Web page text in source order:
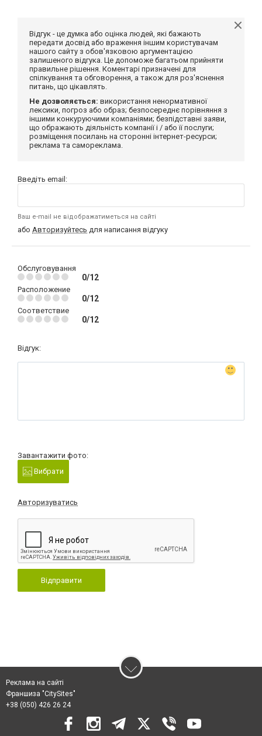
Відгук - це думка або оцінка людей, які бажають
передати досвід або враження іншим користувачам
нашого сайту з обов'язковою аргументацією
залишеного відгука. Це допоможе багатьом прийняти
правильне рішення. Коментарі призначені для
спілкування та обговорення, а також для роз'яснення
питань, що цікавлять.
Не дозволяється: використання ненормативної
лексики, погроз або образ; безпосереднє порівняння з
іншими конкуруючими компаніями; безпідставні заяви,
що ображають діяльність компанії і / або її послуги;
розміщення посилань на сторонні інтернет-ресурси;
реклама та самореклама.
Введіть email:
Ваш e-mail не відображатиметься на сайті
або Авторизуйтесь для написання відгуку
Обслуговування
0/12
Расположение
0/12
Соответствие
0/12
Відгук:
Завантажити фото:
Вибрати
Авторизуватись
Відправити
Реклама на сайті
Франшиза "CitySites"
+38 (050) 426 26 24